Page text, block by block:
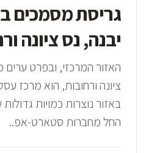
גריסת מסמכים
יבנה, נס ציונה
האזור המרכזי, ובפרט ערים
ציונה ורחובות, הוא מרכז
באזור נוצרות כמויות
החל מחברות סטארט-אפ..